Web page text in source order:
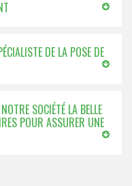
DE LA POSE DE
SOCIÉTÉ LA BELLE
POUR ASSURER UNE